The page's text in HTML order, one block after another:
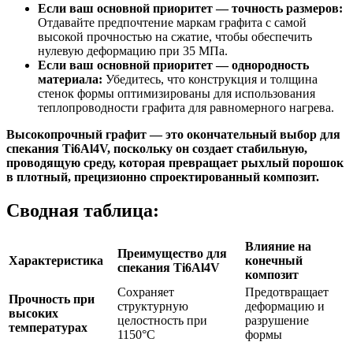
Если ваш основной приоритет — точность размеров:
Отдавайте предпочтение маркам графита с самой
высокой прочностью на сжатие, чтобы обеспечить
нулевую деформацию при 35 МПа.
Если ваш основной приоритет — однородность
материала: Убедитесь, что конструкция и толщина
стенок формы оптимизированы для использования
теплопроводности графита для равномерного нагрева.
Высокопрочный графит — это окончательный выбор для
спекания Ti6Al4V, поскольку он создает стабильную,
проводящую среду, которая превращает рыхлый порошок
в плотный, прецизионно спроектированный композит.
Сводная таблица:
Характеристика
Преимущество для
спекания Ti6Al4V
Влияние на
конечный
композит
Прочность при
высоких
температурах
Сохраняет
структурную
целостность при
1150°C
Предотвращает
деформацию и
разрушение
формы